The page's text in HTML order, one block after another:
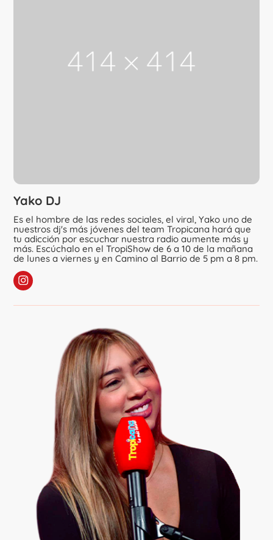
Yako DJ
Es el hombre de las redes sociales, el viral, Yako uno de
nuestros dj's más jóvenes del team Tropicana hará que
tu adicción por escuchar nuestra radio aumente más y
más. Escúchalo en el TropiShow de 6 a 10 de la mañana
de lunes a viernes y en Camino al Barrio de 5 pm a 8 pm.
Sigue a Yako DJ
en Instagram